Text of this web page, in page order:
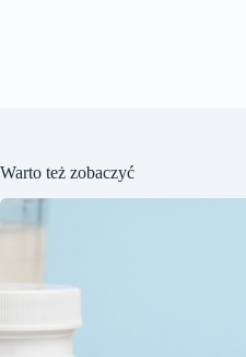
Warto też zobaczyć